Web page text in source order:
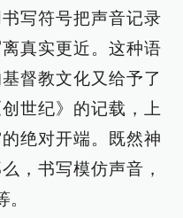
写符号把声音记录
真实更近。这种语
督教文化又给予了
世纪》的记载，上
绝对开端。既然神
，书写模仿声音，